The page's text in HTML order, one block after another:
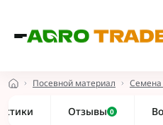
Посевной материал Семена
Отзывы 0